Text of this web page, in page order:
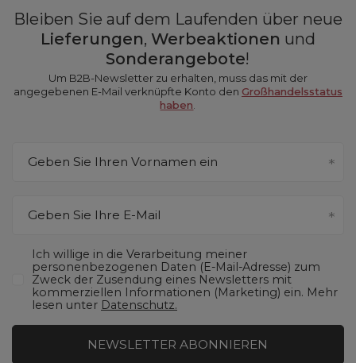
Bleiben Sie auf dem Laufenden über neue
Lieferungen, Werbeaktionen und
Sonderangebote!
Um B2B-Newsletter zu erhalten, muss das mit der
angegebenen E-Mail verknüpfte Konto den Großhandelsstatus
haben
Geben Sie Ihren Vornamen ein
Geben Sie Ihre E-Mail
Ich willige in die Verarbeitung meiner
personenbezogenen Daten (E-Mail-Adresse) zum
Zweck der Zusendung eines Newsletters mit
kommerziellen Informationen (Marketing) ein. Mehr
lesen unter Datenschutz.
NEWSLETTER ABONNIEREN